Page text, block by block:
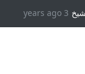
دكريات بغداد ٍ:
3 years ago